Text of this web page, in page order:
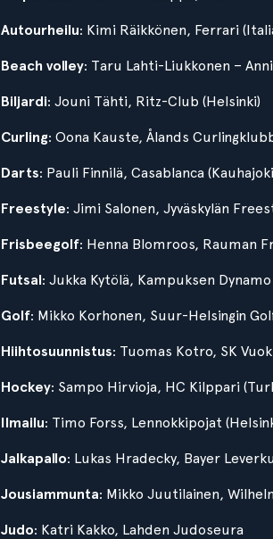
Autourheilu: Kimi Räikkönen, Ferrari
Beach volley: Taru Lahti-Liukkonen –
Biljardi: Jouni Tähti, Ritz-Club (Helsinki)
Curling: Oona Kauste, Ålands
Darts: Pauli Finnilä, Casablanca
Freestyle: Jimi Salonen, Jyväskylän
Frisbeegolf: Henna Blomroos, Rauman
Futsal: Jukka Kytölä, Kampuksen
Golf: Mikko Korhonen, Suur-Helsingin
Hiihtosuunnistus: Tuomas Kotro, SK
Hockey: Sampo Hirvioja, HC Kilppari
Ilmailu: Timo Forss, Lennokkipojat
Jalkapallo: Lukas Hradecky, Bayer
Jousiammunta: Mikko Juutilainen,
Judo: Katri Kakko, Lahden Judoseura